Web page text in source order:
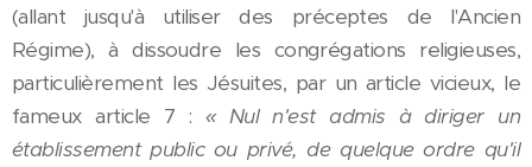
(allant jusqu'à utiliser des préceptes de l'Ancien
Régime), à dissoudre les congrégations religieuses,
particulièrement les Jésuites, par un article vicieux, le
fameux article 7 :« Nul n'est admis à diriger un
établissement public ou privé, de quelque ordre qu'il